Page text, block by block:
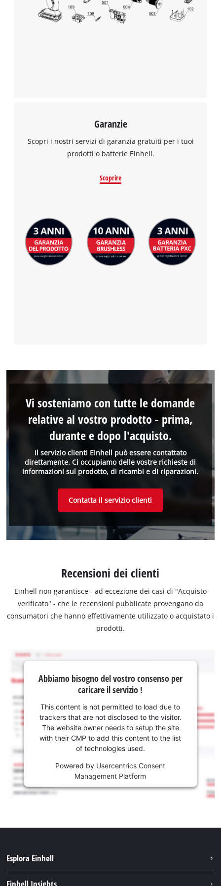
Garanzie
Scopri i nostri servizi di garanzia gratuiti per i tuoi
prodotti o batterie Einhell.
Scoprire
Il servizio clienti Einhell può essere contattato
direttamente. Ci occupiamo delle vostre richieste di
informazioni sul prodotto, di ricambi e di riparazioni.
Vi sosteniamo con tutte le domande
relative al vostro prodotto - prima,
durante e dopo l'acquisto.
Contatta il servizio clienti
Recensioni dei clienti
Einhell non garantisce - ad eccezione dei casi di "Acquisto
verificato" - che le recensioni pubblicate provengano da
consumatori che hanno effettivamente utilizzato o acquistato i
prodotti.
Abbiamo bisogno del vostro consenso per
caricare il servizio !
This content is not permitted to load due to
trackers that are not disclosed to the visitor.
The website owner needs to setup the site
with their CMP to add this content to the list
of technologies used.
Powered by Usercentrics Consent
Management Platform
Esplora Einhell